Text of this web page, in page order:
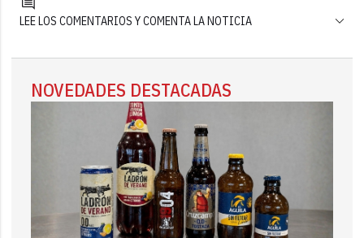
LEE LOS COMENTARIOS Y COMENTA LA NOTICIA
NOVEDADES DESTACADAS